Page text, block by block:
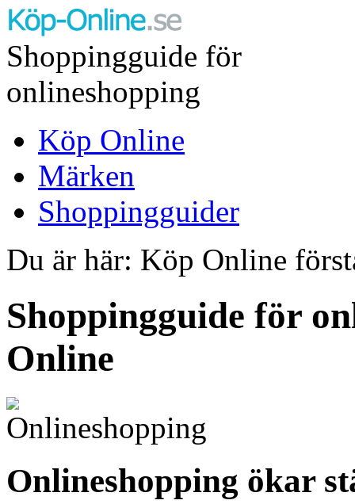
Shoppingguide för
onlineshopping
Köp Online
Märken
Shoppingguider
Du är här: Köp Online
Shoppingguide för
Online
Onlineshopping ökar